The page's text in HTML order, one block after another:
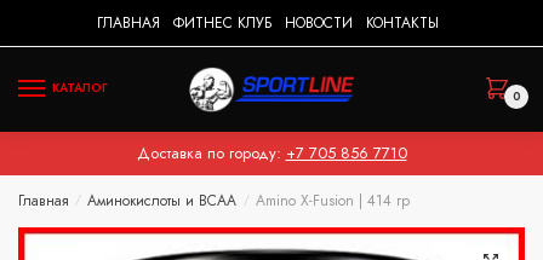
to
to
ГЛАВНАЯ ФИТНЕС КЛУБ НОВОСТИ КОНТАКТЫ
КАТАЛОГ 0
Доставка по городу: +7 705 856 7710
Главная / Аминокислоты и BCAA / Amino X-Fusion | 414 гр